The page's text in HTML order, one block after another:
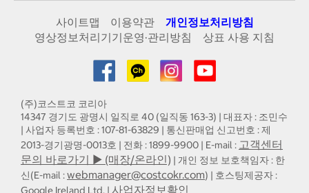
사이트맵 이용약관
개인정보처리방침
영상정보처리기기운영·관리방침
상표 사용 지침
(주)코스트코 코리아
14347 경기도 광명시 일직로 40 (일직동 163-3) | 대표자 : 조민수
| 사업자 등록번호 : 107-81-63829 | 통신판매업 신고번호 : 제
2013-경기광명-0013호 | 전화 : 1899-9900 | E-mail : 고객센터
문의 바로가기 ▶ (매장/온라인) | 개인 정보 보호책임자 : 한
신(E-mail :webmanager@costcokr.com) | 호스팅제공자 :
Google Ireland Ltd. | 사업자정보확인